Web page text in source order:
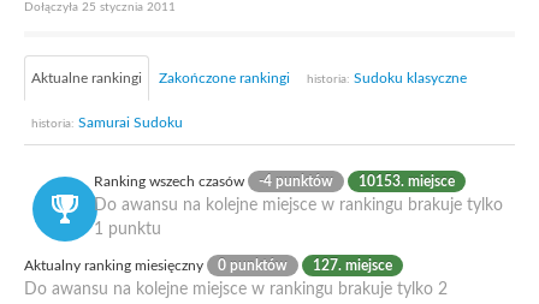
Dołączyła 25 stycznia 2011
Aktualne rankingi Zakończone rankingi historia: Sudoku klasyczne
historia: Samurai Sudoku
Ranking wszech czasów -4 punktów 10153. miejsce
Do awansu na kolejne miejsce w rankingu brakuje tylko
1 punktu
Aktualny ranking miesięczny 0 punktów 127. miejsce
Do awansu na kolejne miejsce w rankingu brakuje tylko 2